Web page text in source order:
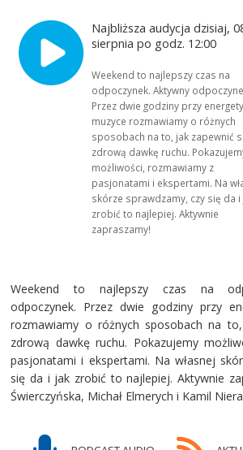
Najbliższa audycja dzisiaj,
sierpnia po godz. 12:00
Weekend to najlepszy czas na
odpoczynek. Aktywny
Przez dwie godziny przy
muzyce rozmawiamy o różnych
sposobach na to, jak zapewnić
zdrową dawkę ruchu.
możliwości, rozmawiamy z
pasjonatami i ekspertami. Na
skórze sprawdzamy, czy się da i
zrobić to najlepiej. Aktywnie
zapraszamy!
Weekend to najlepszy czas na
odpoczynek. Przez dwie godziny przy
rozmawiamy o różnych sposobach na
zdrową dawkę ruchu. Pokazujemy
pasjonatami i ekspertami. Na własnej
się da i jak zrobić to najlepiej. Aktywnie
Świerczyńska, Michał Elmerych i Kamil